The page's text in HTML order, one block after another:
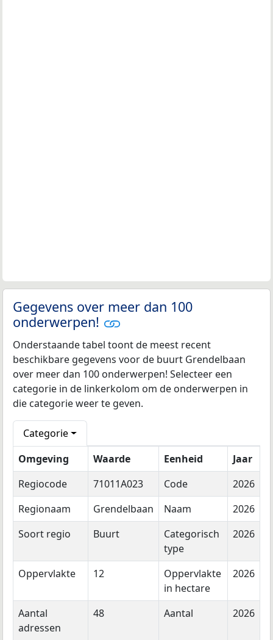
Gegevens over meer dan 100
onderwerpen!
Onderstaande tabel toont de meest recent
beschikbare gegevens voor de buurt Grendelbaan
over meer dan 100 onderwerpen! Selecteer een
categorie in de linkerkolom om de onderwerpen in
die categorie weer te geven.
Categorie
Omgeving
Waarde Eenheid
Jaar
Regiocode
71011A023 Code
2026
Regionaam
Grendelbaan Naam
2026
Soort regio
Buurt
Categorisch
type
2026
Oppervlakte 12
Oppervlakte
in hectare
2026
Aantal
adressen
48 Aantal 2026